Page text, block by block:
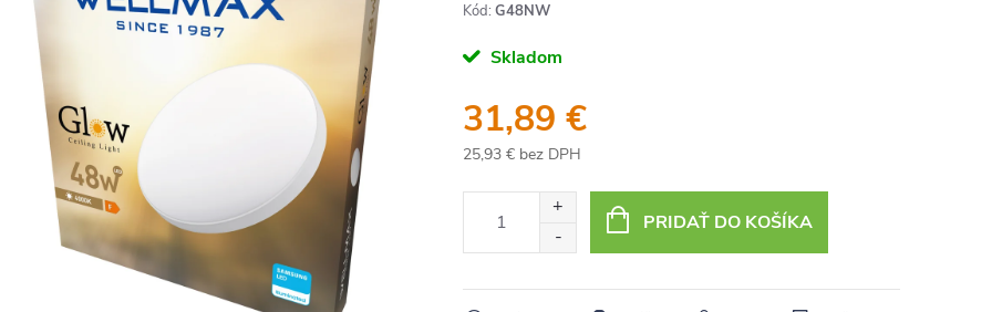
Kód: G48NW
Skladom
31,89 €
25,93 € bez DPH
cena:
PRIDAŤ DO KOŠÍKA